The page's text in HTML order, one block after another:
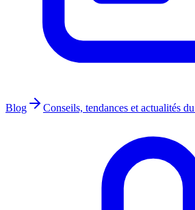
Blog Conseils, tendances et actualités